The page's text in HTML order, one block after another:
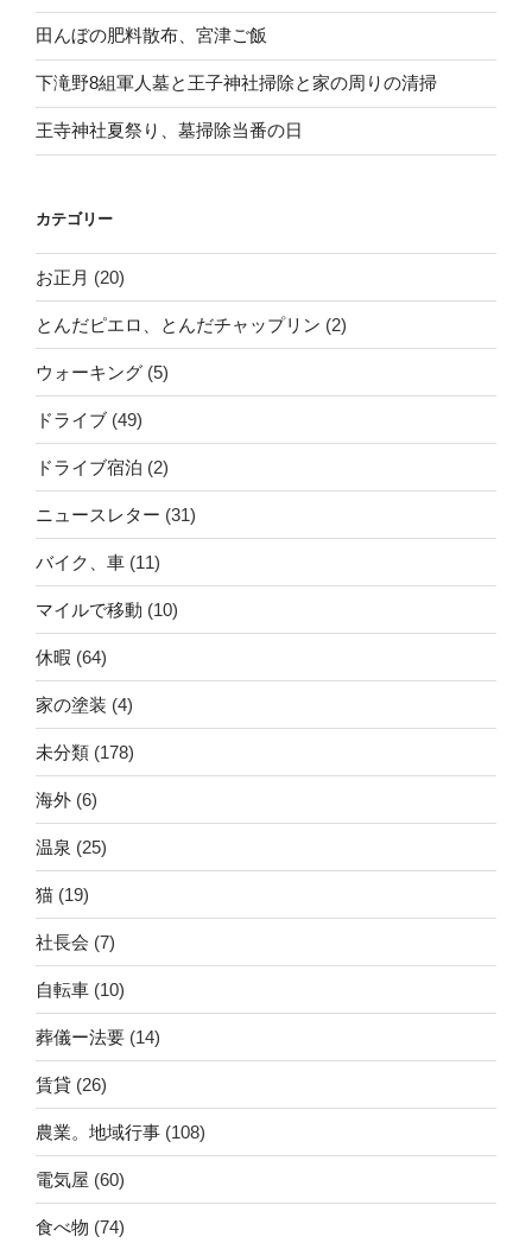
田んぼの肥料散布、宮津ご飯
下滝野8組軍人墓と王子神社掃除と家の周りの清掃
王寺神社夏祭り、墓掃除当番の日
カテゴリー
お正月 (20)
とんだピエロ、とんだチャップリン (2)
ウォーキング (5)
ドライブ (49)
ドライブ宿泊 (2)
ニュースレター (31)
バイク、車 (11)
マイルで移動 (10)
休暇 (64)
家の塗装 (4)
未分類 (178)
海外 (6)
温泉 (25)
猫 (19)
社長会 (7)
自転車 (10)
葬儀ー法要 (14)
賃貸 (26)
農業。地域行事 (108)
電気屋 (60)
食べ物 (74)